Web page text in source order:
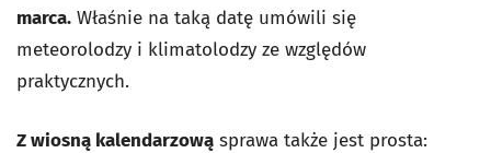
marca. Właśnie na taką datę umówili się
meteorolodzy i klimatolodzy ze względów
praktycznych.
Z wiosną kalendarzową sprawa także jest prosta: